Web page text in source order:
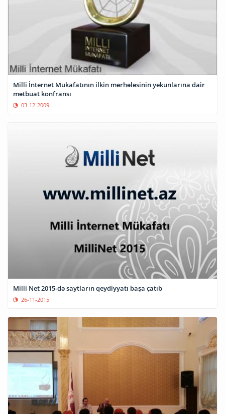
Milli İnternet Mükafatının ilkin mərhələsinin yekunlarına dair
mətbuat konfransı
03-12-2009
Milli Net 2015-də saytların qeydiyyatı başa çatıb
26-11-2015